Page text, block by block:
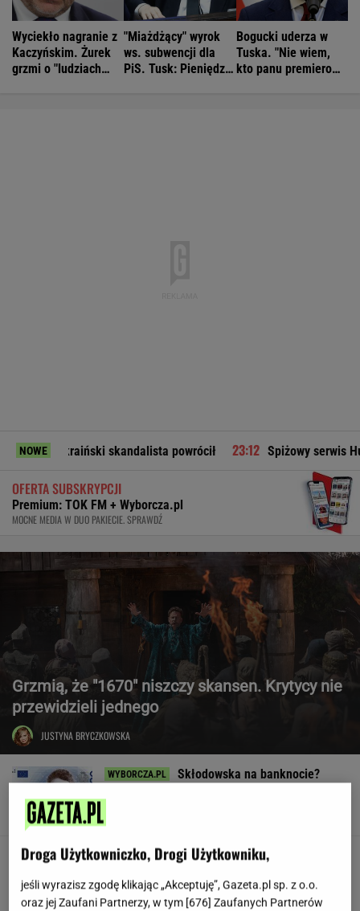
Wyciekło nagranie z
Kaczyńskim. Żurek
grzmi o "ludziach
"Miażdżący" wyrok
ws. subwencji dla
PiS. Tusk: Pieniędzy
Bogucki uderza w
Tuska. "Nie wiem,
kto panu premierowi
NOWEskandalista powrócił Spiżowy serwis Huberta
OFERTA SUBSKRYPCJI
Premium: TOK FM + Wyborcza.pl
MOCNE MEDIA W DUO PAKIECIE. SPRAWDŹ
Grzmią, że "1670" niszczy skansen. Krytycy nie
przewidzieli jednego
JUSTYNA BRYCZKOWSKA
Skłodowska na banknocie?
W USA szykują przepis, który może zmienić
Droga Użytkowniczko, Drogi Użytkowniku,
jeśli wyrazisz zgodę klikając „Akceptuję”, Gazeta.pl sp. z o.o.
oraz jej Zaufani Partnerzy, w tym [676] Zaufanych Partnerów